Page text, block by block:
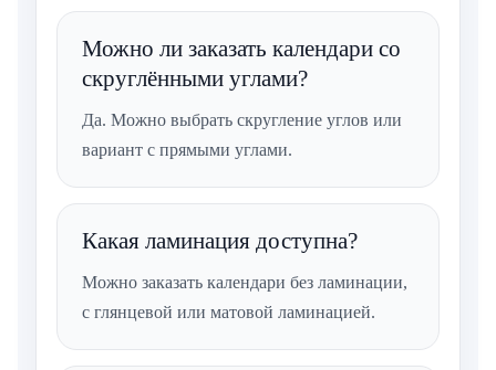
Можно ли заказать календари со
скруглёнными углами?
Да. Можно выбрать скругление углов или
вариант с прямыми углами.
Какая ламинация доступна?
Можно заказать календари без ламинации,
с глянцевой или матовой ламинацией.